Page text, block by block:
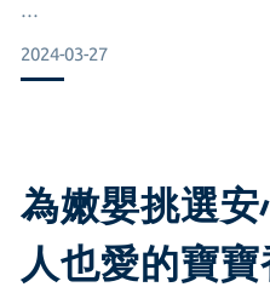
含有植物性鎮定配方可平衡肌膚
莯莯原本很怕洗頭使用這款完
ꔛ ᶜᴿᴱᴹᴱᴰᴼᵁᴺᶜᴱ清新擴香
習慣放擴香或是融蠟燈的我
房間又可以香香的 心情也會被
當了媽媽後好需要自我療癒的
2024-03-27
為嫩嬰挑選
人也愛的寶寶